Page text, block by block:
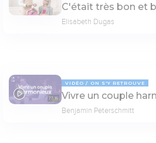
C'était très bon et
Elisabeth Dugas
77:16
VIDÉO ON S'Y RETROUVE
Vivre un couple
Benjamin Peterschmitt